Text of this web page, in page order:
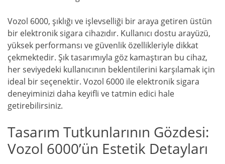
Vozol 6000, şıklığı ve işlevselliği bir araya getiren üstün
bir elektronik sigara cihazıdır. Kullanıcı dostu arayüzü,
yüksek performansı ve güvenlik özellikleriyle dikkat
çekmektedir. Şık tasarımıyla göz kamaştıran bu cihaz,
her seviyedeki kullanıcının beklentilerini karşılamak için
ideal bir seçenektir. Vozol 6000 ile elektronik sigara
deneyiminizi daha keyifli ve tatmin edici hale
getirebilirsiniz.
Tasarım Tutkunlarının Gözdesi:
Vozol 6000’ün Estetik Detayları